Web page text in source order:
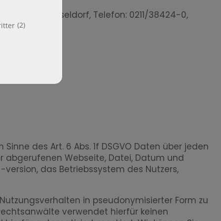
40213 Düsseldorf, Telefon: 0211/38424-0,
des Art. 6 Abs. 1f DSGVO Daten über jeden
Webseite, Datei, Datum und
das Betriebssystem des Nutzers,
in pseudonymisierter Form zu
verwendet hierfür keinen
(2)